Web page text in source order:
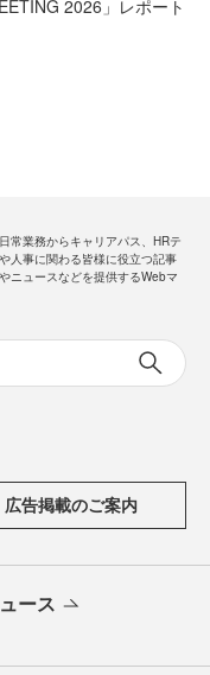
2026」レポート
常業務からキャリアパス、HRテ
人事に関わる皆様に役立つ記事
ニュースなどを提供するWebマ
広告掲載のご案内
ース